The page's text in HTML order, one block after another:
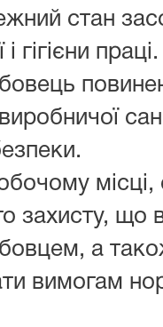
стан
гігієни праці.
місці,
захисту,
а
вимогам